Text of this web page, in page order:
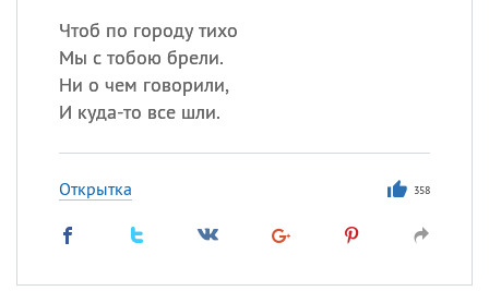
Чтоб по городу тихо
Мы с тобою брели.
Ни о чем говорили,
И куда-то все шли.
Открытка 358